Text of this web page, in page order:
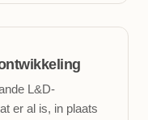
L&D-
er al is, in plaats